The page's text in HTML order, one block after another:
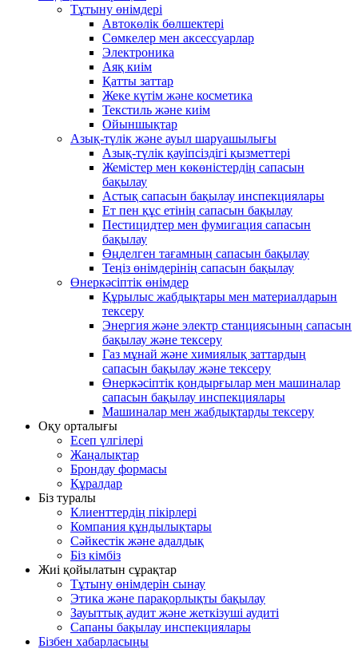
Тұтыну өнімдері
Автокөлік бөлшектері
Сөмкелер мен аксессуарлар
Электроника
Аяқ киім
Қатты заттар
Жеке күтім және косметика
Текстиль және киім
Ойыншықтар
Азық-түлік және ауыл шаруашылығы
Азық-түлік қауіпсіздігі қызметтері
Жемістер мен көкөністердің сапасын
бақылау
Астық сапасын бақылау инспекциялары
Ет пен құс етінің сапасын бақылау
Пестицидтер мен фумигация сапасын
бақылау
Өңделген тағамның сапасын бақылау
Теңіз өнімдерінің сапасын бақылау
Өнеркәсіптік өнімдер
Құрылыс жабдықтары мен материалдарын
тексеру
Энергия және электр станциясының сапасын
бақылау және тексеру
Газ мұнай және химиялық заттардың
сапасын бақылау және тексеру
Өнеркәсіптік қондырғылар мен машиналар
сапасын бақылау инспекциялары
Машиналар мен жабдықтарды тексеру
Оқу орталығы
Есеп үлгілері
Жаңалықтар
Брондау формасы
Құралдар
Біз туралы
Клиенттердің пікірлері
Компания құндылықтары
Сәйкестік және адалдық
Біз кімбіз
Жиі қойылатын сұрақтар
Тұтыну өнімдерін сынау
Этика және парақорлықты бақылау
Зауыттық аудит және жеткізуші аудиті
Сапаны бақылау инспекциялары
Бізбен хабарласыңы